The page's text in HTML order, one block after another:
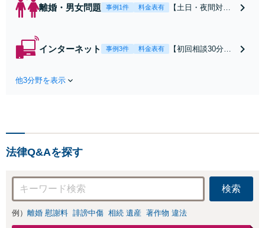
離婚・男女問題 事例1件 料金表有
【土日・夜間対応
れたら、サインす
インターネット 事例3件 料金表有
【初回相談30分無
お店の風評被害対
応可：開示請求の
意見照会が来たと
きの対処法、被害
者との示談交渉
他3分野を表示
法律Q&Aを探す
検索
例） 離婚 慰謝料 誹謗中傷 相続 遺産 著作物 違法